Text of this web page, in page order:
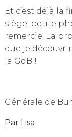
Et c’est déjà la
siège, petite
remercie. La
que je
la GdB !
Générale de
Par Lisa